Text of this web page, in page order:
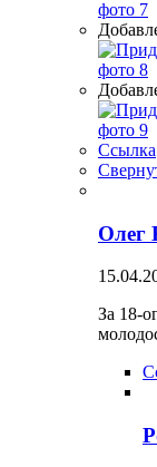
Ссылка
Олег
За 18-